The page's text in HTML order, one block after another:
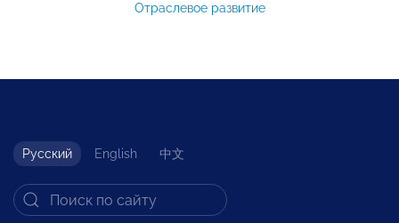
Отраслевое развитие
Русский English 中文